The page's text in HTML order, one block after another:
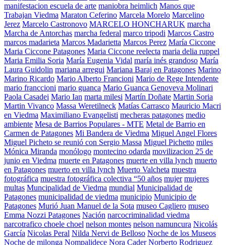
manifestacion escuela de arte maniobra heimlich Manos que
Trabajan Viedma Maraton Ceferino Marcela Morelo Marcelino
Jerez Marcelo Castronovo MARCELO HONCHARUK marcha
Marcha de Antorchas marcha federal marco tripodi Marcos Castro
marcos madarieta Marcos Madarietta Marcos Perez María Ciccone
Maria Ciccone Patagones Maria Ciccone reelecta maria delia ruppel
Maria Emilia Soria María Eugenia Vidal maría inés grandoso María
Laura Guidolin mariana arregui Mariana Baraj en Patagones Marino
Marino Ricardo Mario Alberto Francioni Mario de Rege Intendente
mario franccioni mario guanca Mario Guanca Genoveva Molinari
Paola Casadei Mario Ian marta milesi Martín Doñate Martin Soria
Martin Vivanco Massa Weretilneck Matías Carrasco Mauricio Macri
en Viedma Maximiliano Evangelisti mecheras patagones medio
ambiente Mesa de Barrios Populares - MTE Metal de Barrio en
Carmen de Patagones Mi Bandera de Viedma Miguel Angel Flores
Miguel Picheto se reunió con Sergio Massa Miguel Pichetto miles
Mónica Miranda monólogo montecino odarda movilizacion 25 de
junio en Viedma muerte en Patagones muerte en villa lynch muerto
en Patagones muerto en villa lynch Muerto Valcheta muestra
fotográfica muestra fotográfica colectiva “50 años mujer mujeres
multas Muncipalidad de Viedma mundial Municipalidad de
Patagones municipalidad de viedma municipio Municipio de
Patagones Murió Juan Manuel de la Sota museo Cagliero museo
Emma Nozzi Patagones Nación narcocriminalidad viedma
narcotrafico choele choel nelson montes nelson namuncura Nicolás
García Nicolas Peral Nilda Nervi de Belloso Noche de los Museos
Noche de milonga Nompalidece Nora Cader Norberto Rodriguez